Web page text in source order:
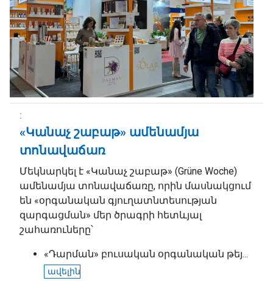
«Կանաչ շաբաթ» ամենամյա
տոնավաճառ
Մեկնարկել է «Կանաչ շաբաթ» (Grüne Woche)
ամենամյա տոնավաճառը, որին մասնակցում
են «օրգանական գյուղատնտեսության
զարգացման» մեր ծրագրի հետևյալ
շահառուները՝
«Դարման» բուսական օրգանական թեյ...
ավելին